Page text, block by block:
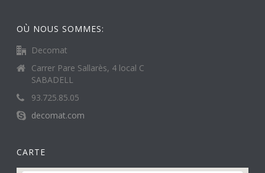
OÙ NOUS SOMMES:
Decomat
Carrer Pare Sallarès, 4 local C
SABADELL
93.725.85.05
decomat.com
CARTE